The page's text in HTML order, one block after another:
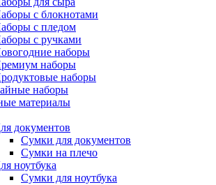
с блокнотами
с пледом
с ручками
наборы
наборы
наборы
наборы
материалы
документов
Сумки для документов
Сумки на плечо
ноутбука
Сумки для ноутбука